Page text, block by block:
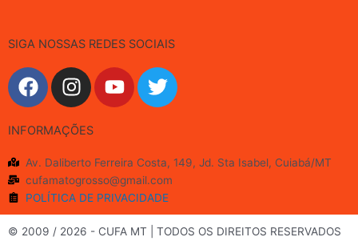
SIGA NOSSAS REDES SOCIAIS
F
a
e
b
o
o
k
I
n
t
a
g
r
a
m
Y
o
u
b
e
T
w
t
e
r
INFORMAÇÕES
Av. Daliberto Ferreira Costa, 149, Jd. Sta Isabel, Cuiabá/MT
cufamatogrosso@gmail.com
POLÍTICA DE PRIVACIDADE
© 2009 / 2026 - CUFA MT | TODOS OS DIREITOS RESERVADOS